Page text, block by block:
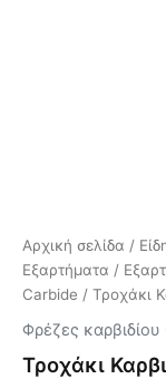
Αρχική σελίδα /
Εξαρτήματα /
Carbide / Τροχάκι
Φρέζες
Τροχάκι